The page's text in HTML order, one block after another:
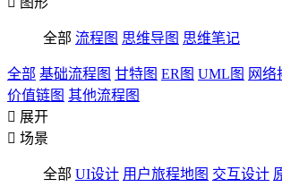
全部 流程图 思维导图 思维笔记
全部 基础流程图 甘特图 ER图 UML图 网络
价值链图 其他流程图
 展开
 场景
全部 UI设计 用户旅程地图 交互设计